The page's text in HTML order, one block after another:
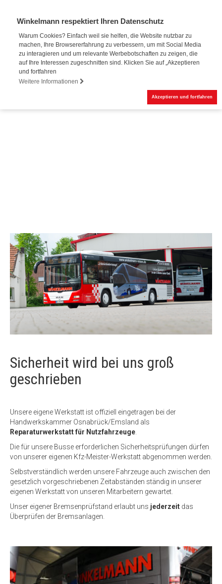
Winkelmann respektiert Ihren Datenschutz
Warum Cookies? Einfach weil sie helfen, die Website nutzbar zu
machen, Ihre Browsererfahrung zu verbessern, um mit Social Media
zu interagieren und um relevante Werbebotschaften zu zeigen, die
auf Ihre Interessen zugeschnitten sind. Klicken Sie auf „Akzeptieren
und fortfahren
Weitere Informationen
Akzeptieren und fortfahren
Sicherheit wird bei uns groß
geschrieben
Unsere eigene Werkstatt ist offiziell eingetragen bei der
Handwerkskammer Osnabrück/Emsland als
Reparaturwerkstatt für Nutzfahrzeuge
Die für unsere Busse erforderlichen Sicherheitsprüfungen dürfen
von unserer eigenen Kfz-Meister-Werkstatt abgenommen werden.
Selbstverständlich werden unsere Fahrzeuge auch zwischen den
gesetzlich vorgeschriebenen Zeitabständen ständig in unserer
eigenen Werkstatt von unseren Mitarbeitern gewartet.
Unser eigener Bremsenprüfstand erlaubt uns jederzeit das
Überprüfen der Bremsanlagen.